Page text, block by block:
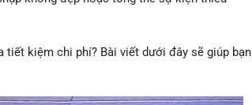
tiết kiệm chi phí? Bài viết dưới đây sẽ giúp bạn